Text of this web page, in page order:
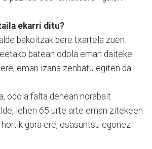
ekarri ditu?
bakoitzak bere txartela zuen.
batean odola eman daiteke
eman izana zenbatu egiten da.
odola falta denean norabait
lehen 65 urte arte eman zitekeen
hortik gora ere, osasuntsu egonez